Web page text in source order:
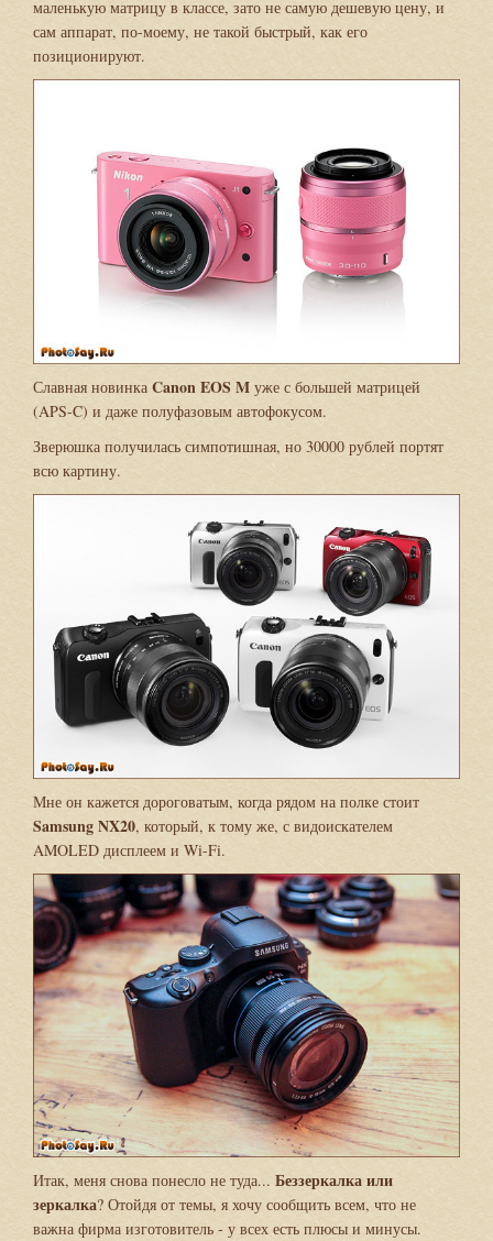
маленькую матрицу в классе, зато не самую дешевую цену, и
сам аппарат, по-моему, не такой быстрый, как его
позиционируют.
Славная новинка Canon EOS M уже с большей матрицей
(APS-C) и даже полуфазовым автофокусом.
Зверюшка получилась симпотишная, но 30000 рублей портят
всю картину.
Мне он кажется дороговатым, когда рядом на полке стоит
Samsung NX20, который, к тому же, с видоискателем
AMOLED дисплеем и Wi-Fi.
Итак, меня снова понесло не туда... Беззеркалка или
зеркалка? Отойдя от темы, я хочу сообщить всем, что не
важна фирма изготовитель - у всех есть плюсы и минусы.